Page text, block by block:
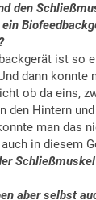
den
ist so
dann konnte
ob da eins,
den Hintern
man das
in diesem
aber selbst